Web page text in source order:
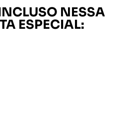
NESSA
ESPECIAL: